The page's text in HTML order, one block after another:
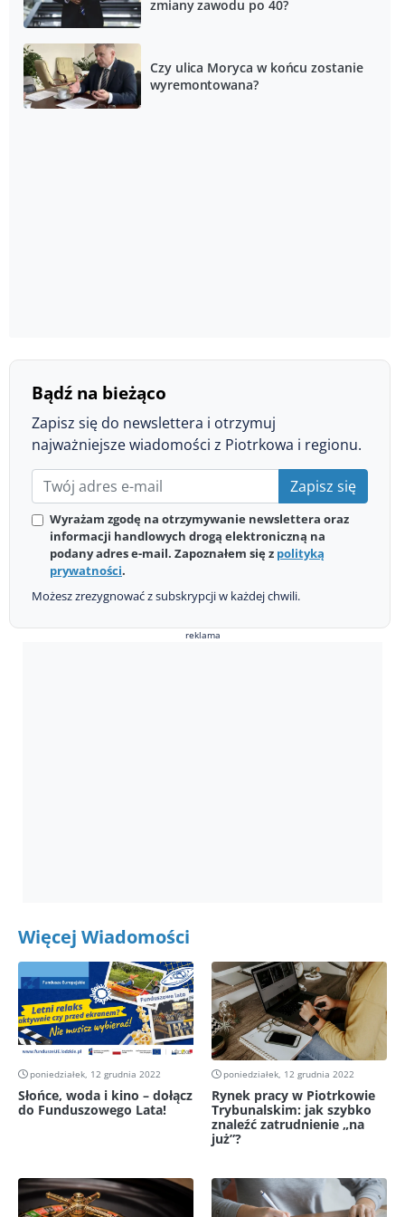
zmiany zawodu po 40?
Czy ulica Moryca w końcu zostanie
wyremontowana?
Bądź na bieżąco
Zapisz się do newslettera i otrzymuj
najważniejsze wiadomości z Piotrkowa i regionu.
Zapisz się
Wyrażam zgodę na otrzymywanie newslettera oraz
informacji handlowych drogą elektroniczną na
podany adres e-mail. Zapoznałem się z polityką
prywatności.
Możesz zrezygnować z subskrypcji w każdej chwili.
reklama
Więcej Wiadomości
poniedziałek, 12 grudnia 2022
Słońce, woda i kino – dołącz
do Funduszowego Lata!
poniedziałek, 12 grudnia 2022
Rynek pracy w Piotrkowie
Trybunalskim: jak szybko
znaleźć zatrudnienie „na
już”?